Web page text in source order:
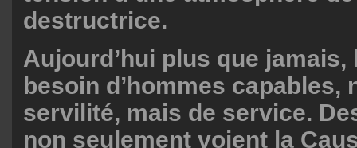
destructrice.
Aujourd’hui plus que jamais,
besoin d’hommes capables,
servilité, mais de service.
non seulement voient la